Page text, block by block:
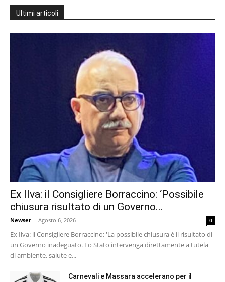
Ultimi articoli
Ex Ilva: il Consigliere Borraccino: ‘Possibile
chiusura risultato di un Governo...
Newser - Agosto 6, 2026 0
Ex Ilva: il Consigliere Borraccino: 'La possibile chiusura è il risultato di
un Governo inadeguato. Lo Stato intervenga direttamente a tutela
di ambiente, salute e...
Carnevali e Massara accelerano per il